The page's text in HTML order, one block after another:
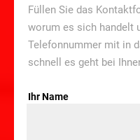
Füllen Sie das
worum es sich handelt
Telefonnummer mit in
schnell es geht bei
Ihr Name